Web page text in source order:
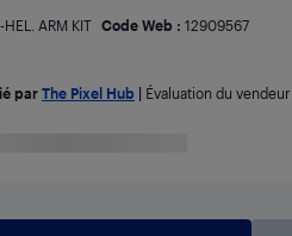
HEL. ARM KIT Code Web : 12909567
par The Pixel Hub Évaluation du vendeur